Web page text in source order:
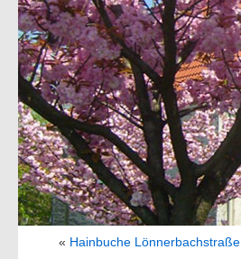
« Hainbuche Lönnerbachstraße